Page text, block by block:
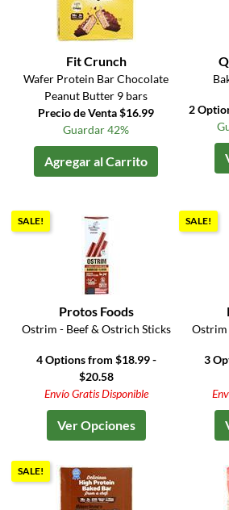
Fit Crunch
Wafer Protein Bar Chocolate
Peanut Butter 9 bars
Precio de Venta $16.99
Guardar 42%
Agregar al Carrito
2
SALE!
Protos Foods
Ostrim - Beef & Ostrich Sticks
4 Options from $18.99 -
$20.58
Envío Gratis Disponible
Ver Opciones
SALE!
Ostrim
3
SALE!